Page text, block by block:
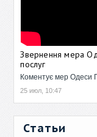
Звернення мера
послуг
Коментує мер Одеси
25 июл, 10:47
Статьи